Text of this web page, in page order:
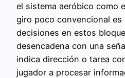
el sistema aeróbico como
giro poco convencional es
decisiones en estos
desencadena con una
indica dirección o tarea
jugador a procesar